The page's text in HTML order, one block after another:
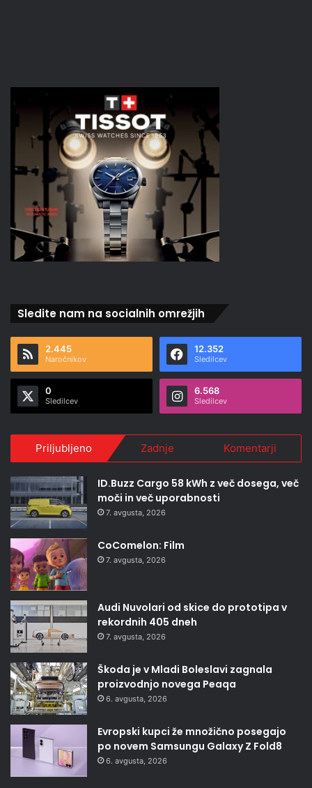
Sledite nam na socialnih omrežjih
2.445
Naročnikov
12.352
Sledilcev
0
Sledilcev
6.568
Sledilcev
Priljubljeno Zadnje Komentarji
ID.Buzz Cargo 58 kWh z več dosega, več
moči in več uporabnosti
7. avgusta, 2026
CoComelon: Film
7. avgusta, 2026
Audi Nuvolari od skice do prototipa v
rekordnih 405 dneh
7. avgusta, 2026
Škoda je v Mladi Boleslavi zagnala
proizvodnjo novega Peaqa
6. avgusta, 2026
Evropski kupci že množično posegajo
po novem Samsungu Galaxy Z Fold8
6. avgusta, 2026